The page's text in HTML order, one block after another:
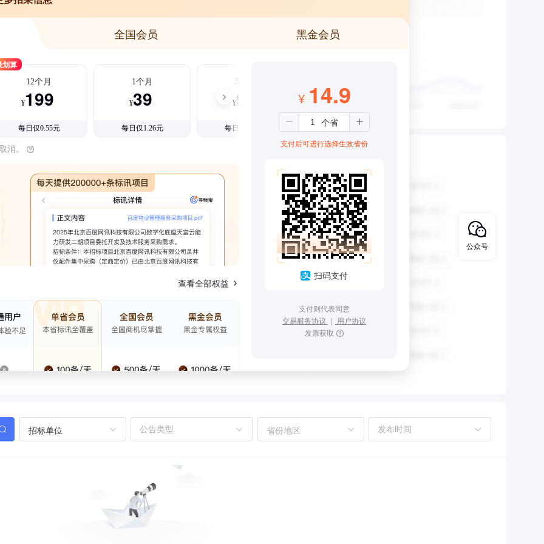
全国会员 黑金会员
划算
12个月
¥199
每日仅0.55元
1个月
¥39
每日仅1.26元
3个月
¥99
每日仅1.08元
消。
查看全部权益
¥ 14.9
支付后可进行选择生效省份
扫码支付
支付则代表同意
交易服务协议 ｜ 用户协议
发票获取
招标单位 省份地区
公众号